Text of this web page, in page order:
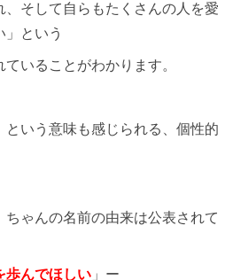
、そして自らもたくさんの人を愛
」という
いることがわかります。
という意味も感じられる、個性的
ちゃんの名前の由来は公表されて
歩んでほしい 」ー